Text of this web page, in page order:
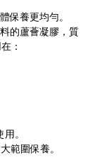
保養更均勻。
的蘆薈凝膠，質
：
。
範圍保養。